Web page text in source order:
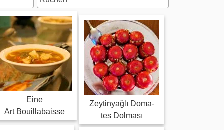
Eine
Art Bouillabaisse
Zey­ti­nyağlı Doma­
tes Dolması